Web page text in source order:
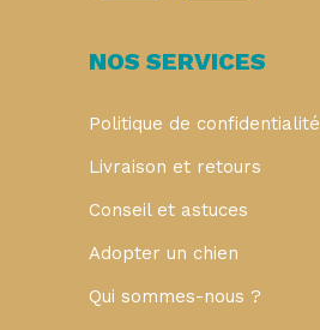
NOS SERVICES
Politique de confidentialité
Livraison et retours
Conseil et astuces
Adopter un chien
Qui sommes-nous ?